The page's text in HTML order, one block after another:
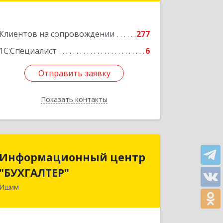
Клиентов на сопровождении
277
1С:Специалист
6
Отправить заявку
Показать контакты
Подробнее
Отправить заявку
Назад
Информационный центр
"БУХГАЛТЕР"
Ишим
Информационный центр
"БУХГАЛТЕР"